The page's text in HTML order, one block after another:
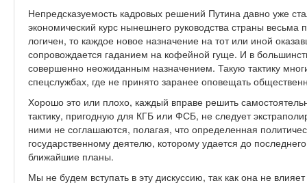
Непредсказуемость кадровых решений Путина давно уже
экономический курс нынешнего руководства страны весьма
логичен, то каждое новое назначение на тот или иной
сопровождается гаданием на кофейной гуще. И в
совершенно неожиданным назначением. Такую тактику
спецслужбах, где не принято заранее оповещать
Хорошо это или плохо, каждый вправе решить
тактику, пригодную для КГБ или ФСБ, не следует
ними не соглашаются, полагая, что определенная
государственному деятелю, которому удается до
ближайшие планы.
Мы не будем вступать в эту дискуссию, так как она не